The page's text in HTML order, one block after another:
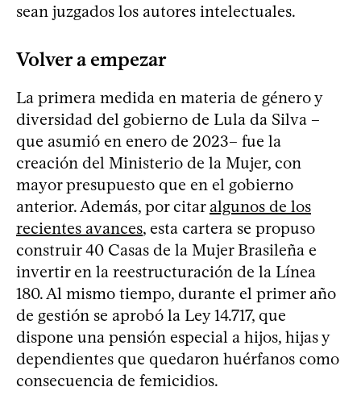
sean juzgados los autores intelectuales.
Volver a empezar
La primera medida en materia de género y
diversidad del gobierno de Lula da Silva –
que asumió en enero de 2023– fue la
creación del Ministerio de la Mujer, con
mayor presupuesto que en el gobierno
anterior. Además, por citar algunos de los
recientes avances, esta cartera se propuso
construir 40 Casas de la Mujer Brasileña e
invertir en la reestructuración de la Línea
180. Al mismo tiempo, durante el primer año
de gestión se aprobó la Ley 14.717, que
dispone una pensión especial a hijos, hijas y
dependientes que quedaron huérfanos como
consecuencia de femicidios.